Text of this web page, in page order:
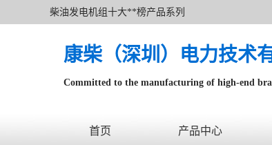
柴油发电机组十大**榜产品系列
康柴（深圳）电力技术
Committed to the manufacturing of high-end
首页 产品中心